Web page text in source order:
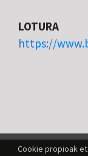
Cookie propioak
LOTURA
https://